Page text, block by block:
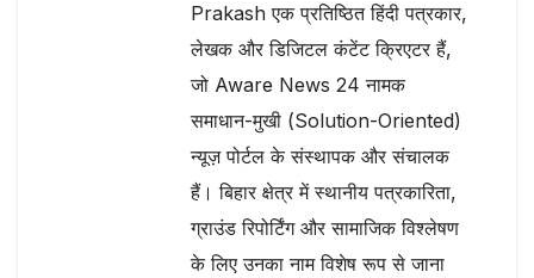
Prakash एक प्रतिष्ठित हिंदी पत्रकार,
लेखक और डिजिटल कंटेंट क्रिएटर हैं,
जो Aware News 24 नामक
समाधान-मुखी (Solution-Oriented)
न्यूज़ पोर्टल के संस्थापक और संचालक
हैं। बिहार क्षेत्र में स्थानीय पत्रकारिता,
ग्राउंड रिपोर्टिंग और सामाजिक विश्लेषण
के लिए उनका नाम विशेष रूप से जाना